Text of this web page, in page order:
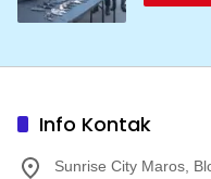
Info Kontak
Sunrise City Maros,